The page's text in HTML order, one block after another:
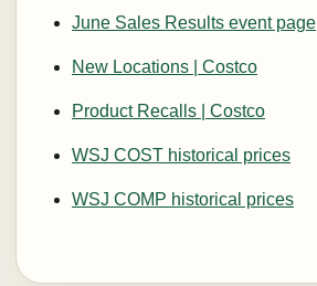
June Sales Results event page
New Locations | Costco
Product Recalls | Costco
WSJ COST historical prices
WSJ COMP historical prices